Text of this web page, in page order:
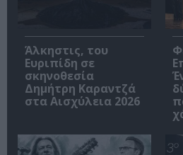
Άλκηστις, του
Ευριπίδη σε
σκηνοθεσία
Δημήτρη Καραντζά
στα Αισχύλεια 2026